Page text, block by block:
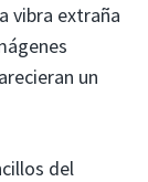
vibra extraña
un
del